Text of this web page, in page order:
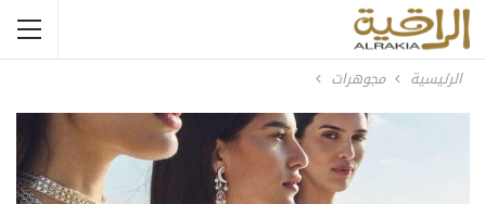
الرئيسية مجوهرات